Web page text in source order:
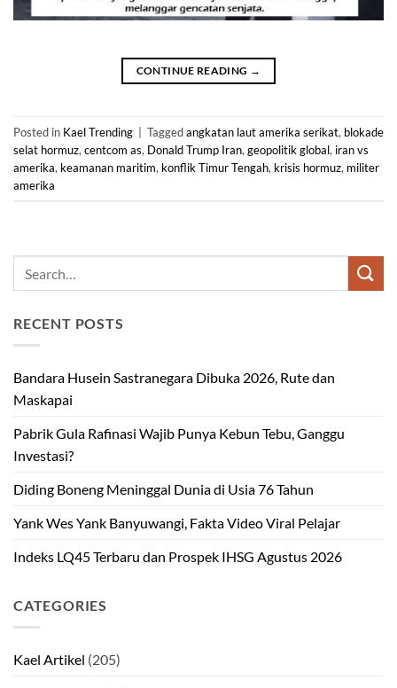
CONTINUE READING →
Posted in Kael Trending Taggedangkatan laut amerika serikat, blokade
selat hormuz, centcom as, Donald Trump Iran, geopolitik global, iran vs
amerika, keamanan maritim, konflik Timur Tengah, krisis hormuz, militer
amerika
RECENT POSTS
Bandara Husein Sastranegara Dibuka 2026, Rute dan
Maskapai
Pabrik Gula Rafinasi Wajib Punya Kebun Tebu, Ganggu
Investasi?
Diding Boneng Meninggal Dunia di Usia 76 Tahun
Yank Wes Yank Banyuwangi, Fakta Video Viral Pelajar
Indeks LQ45 Terbaru dan Prospek IHSG Agustus 2026
CATEGORIES
Kael Artikel (205)